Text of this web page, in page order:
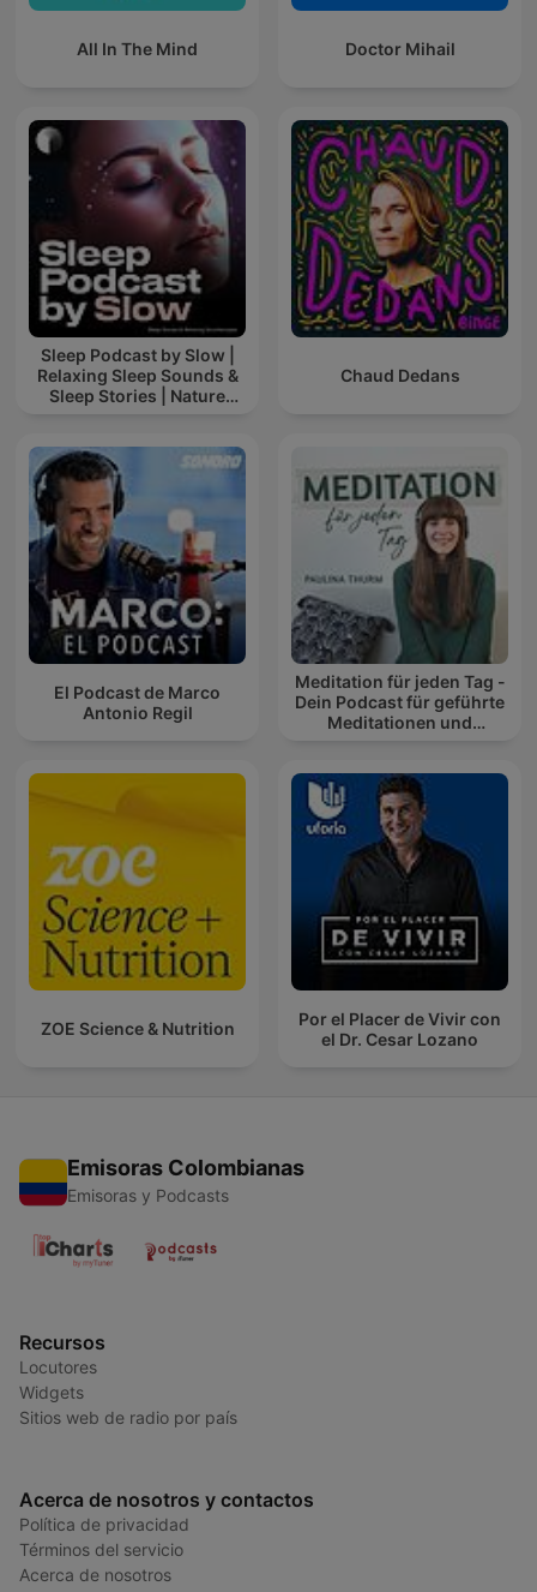
All In The Mind Doctor Mihail
Sleep Podcast by Slow |
Relaxing Sleep Sounds &
Sleep Stories | Nature
Chaud Dedans
El Podcast de Marco
Antonio Regil
Meditation für jeden Tag -
Dein Podcast für geführte
Meditationen und
ZOE Science & Nutrition
Por el Placer de Vivir con
el Dr. Cesar Lozano
Emisoras Colombianas
Emisoras y Podcasts
Recursos
Locutores
Widgets
Sitios web de radio por país
Acerca de nosotros y contactos
Política de privacidad
Términos del servicio
Acerca de nosotros